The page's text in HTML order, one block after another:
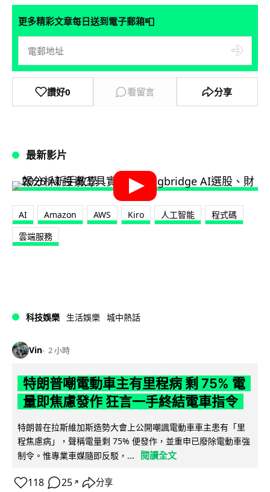
更多精彩文章每日送到電子郵箱📮
讚好0 看留言 分享
最新影片
AI Amazon AWS Kiro 人工智能
程式碼
雲端服務
科技娛樂 生活娛樂 城中熱話
Vin 2 小時
特朗普嘲電動車主有里程病 剩 75% 電
量即焦慮發作 狂言一手終結電車指令
特朗普在拉斯維加斯造勢大會上公開嘲諷電動車車主患有「里
程焦慮病」，聲稱電量剩 75% 便發作，並重申已廢除電動車強
制令。惟專業車媒隨即反駁，...
閱讀全文
118 25 ↗ 分享